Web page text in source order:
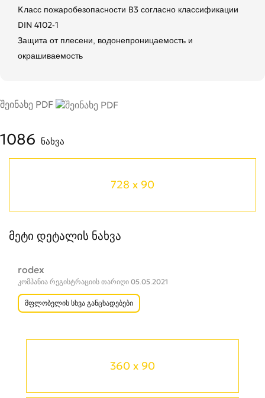
360 x 90
Класс пожаробезопасности В3 согласно классификации
DIN 4102-1
Защита от плесени, водонепроницаемость и
окрашиваемость
შეინახე PDF
1086 ნახვა
728 x 90
მეტი დეტალის ნახვა
rodex
კომპანია რეგისტრაციის თარიღი 05.05.2021
მფლობელის სხვა განცხადებები